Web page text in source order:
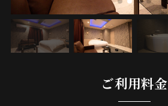
ご利用料金